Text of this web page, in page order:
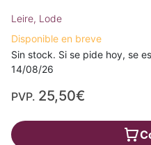
Leire, Lode
Disponible en breve
Sin stock. Si se pide hoy, se
14/08/26
PVP. 25,50€